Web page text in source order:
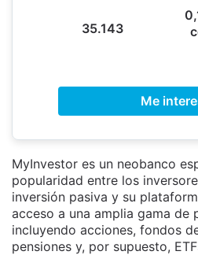
35.143
Me
MyInvestor es un neobanco
popularidad entre los
inversión pasiva y su
acceso a una amplia gama de
incluyendo acciones, fondos
pensiones y, por supuesto,